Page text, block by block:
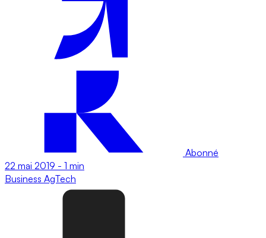
Abonné
22 mai 2019 - 1 min
Business AgTech